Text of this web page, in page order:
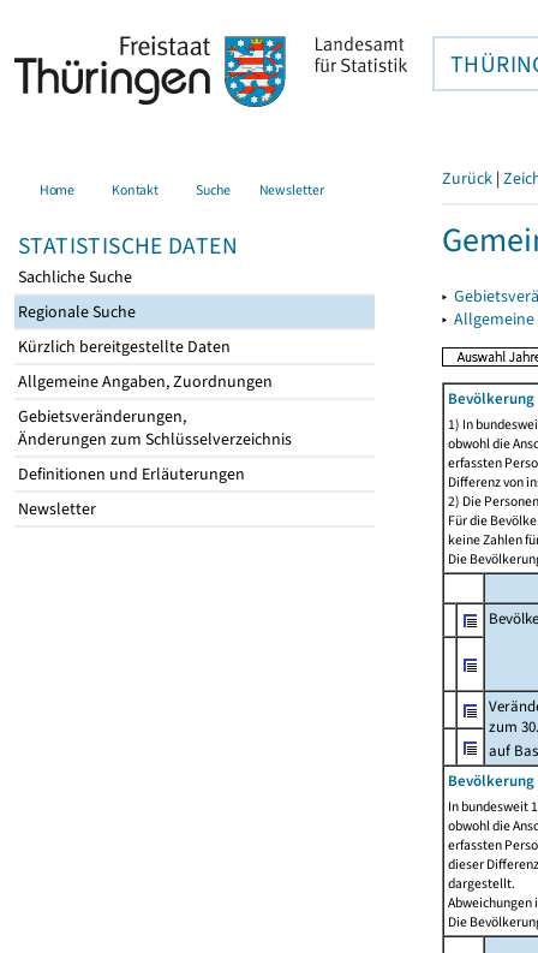
Home Kontakt Suche Newsletter
STATISTISCHE DATEN
Sachliche Suche
Regionale Suche
Kürzlich bereitgestellte Daten
Allgemeine Angaben, Zuordnungen
Gebietsveränderungen,
Änderungen zum Schlüsselverzeichnis
Definitionen und Erläuterungen
Newsletter
Zurück |
▸
▸
1) In
obwohl die
erfassten
Differenz von
2) Die
Für die
keine Zahlen
Die
zum
auf
Bevölkerung
In bundesweit
obwohl die
erfassten
dieser
dargestellt.
Abweichungen
Die